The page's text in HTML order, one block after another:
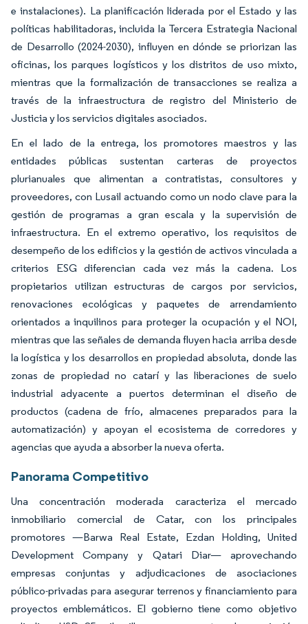
e instalaciones). La planificación liderada por el Estado y las
políticas habilitadoras, incluida la Tercera Estrategia Nacional
de Desarrollo (2024-2030), influyen en dónde se priorizan las
oficinas, los parques logísticos y los distritos de uso mixto,
mientras que la formalización de transacciones se realiza a
través de la infraestructura de registro del Ministerio de
Justicia y los servicios digitales asociados.
En el lado de la entrega, los promotores maestros y las
entidades públicas sustentan carteras de proyectos
plurianuales que alimentan a contratistas, consultores y
proveedores, con Lusail actuando como un nodo clave para la
gestión de programas a gran escala y la supervisión de
infraestructura. En el extremo operativo, los requisitos de
desempeño de los edificios y la gestión de activos vinculada a
criterios ESG diferencian cada vez más la cadena. Los
propietarios utilizan estructuras de cargos por servicios,
renovaciones ecológicas y paquetes de arrendamiento
orientados a inquilinos para proteger la ocupación y el NOI,
mientras que las señales de demanda fluyen hacia arriba desde
la logística y los desarrollos en propiedad absoluta, donde las
zonas de propiedad no catarí y las liberaciones de suelo
industrial adyacente a puertos determinan el diseño de
productos (cadena de frío, almacenes preparados para la
automatización) y apoyan el ecosistema de corredores y
agencias que ayuda a absorber la nueva oferta.
Panorama Competitivo
Una concentración moderada caracteriza el mercado
inmobiliario comercial de Catar, con los principales
promotores —Barwa Real Estate, Ezdan Holding, United
Development Company y Qatari Diar— aprovechando
empresas conjuntas y adjudicaciones de asociaciones
público-privadas para asegurar terrenos y financiamiento para
proyectos emblemáticos. El gobierno tiene como objetivo